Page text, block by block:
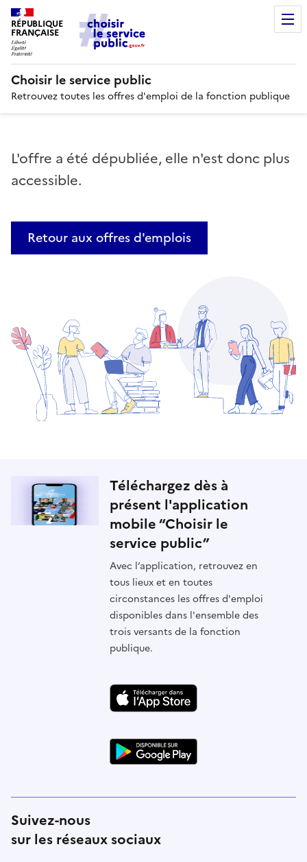
RÉPUBLIQUE
FRANÇAISE
Choisir le service public
Retrouvez toutes les offres d'emploi de la fonction publique
L'offre a été dépubliée, elle n'est donc plus
accessible.
Retour aux offres d'emplois
Téléchargez dès à
présent l'application
mobile “Choisir le
service public”
Avec l’application, retrouvez en
tous lieux et en toutes
circonstances les offres d'emploi
disponibles dans l'ensemble des
trois versants de la fonction
publique.
Suivez-nous
sur les réseaux sociaux